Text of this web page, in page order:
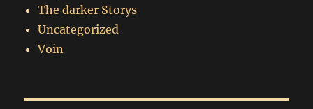
The darker Storys
Uncategorized
Voin